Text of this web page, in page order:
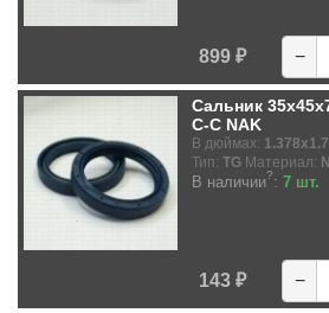
899 ₽ −
Сальник
C-C NAK
В дюймах:
Тип: TG Материал:
В наличии?: 7 шт.
143 ₽ −